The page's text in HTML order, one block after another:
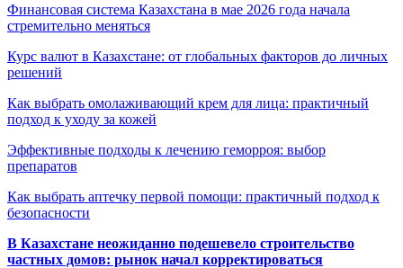
Финансовая система Казахстана в мае 2026 года начала
стремительно меняться
Курс валют в Казахстане: от глобальных факторов до личных
решений
Как выбрать омолаживающий крем для лица: практичный
подход к уходу за кожей
Эффективные подходы к лечению геморроя: выбор
препаратов
Как выбрать аптечку первой помощи: практичный подход к
безопасности
В Казахстане неожиданно подешевело строительство
частных домов: рынок начал корректироваться